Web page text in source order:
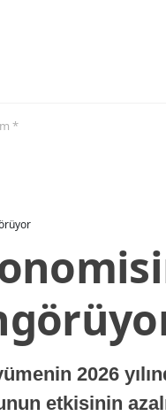
*
2026
etkisinin